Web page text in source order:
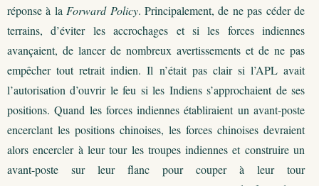
réponse à la Forward Policy. Principalement, de ne pas céder de
terrains, d’éviter les accrochages et si les forces indiennes
avançaient, de lancer de nombreux avertissements et de ne pas
empêcher tout retrait indien. Il n’était pas clair si l’APL avait
l’autorisation d’ouvrir le feu si les Indiens s’approchaient de ses
positions. Quand les forces indiennes établiraient un avant-poste
encerclant les positions chinoises, les forces chinoises devraient
alors encercler à leur tour les troupes indiennes et construire un
avant-poste sur leur flanc pour couper à leur tour